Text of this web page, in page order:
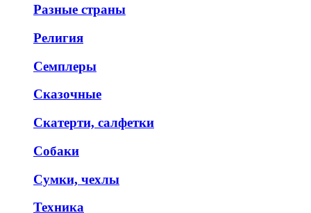
Разные страны
Религия
Семплеры
Сказочные
Скатерти, салфетки
Собаки
Сумки, чехлы
Техника